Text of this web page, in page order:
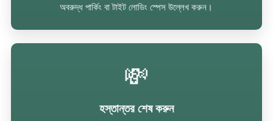
অবরুদ্ধ পার্কিং বা টাইট লোডিং স্পেস উল্লেখ করুন।
💸
হস্তান্তর শেষ করুন